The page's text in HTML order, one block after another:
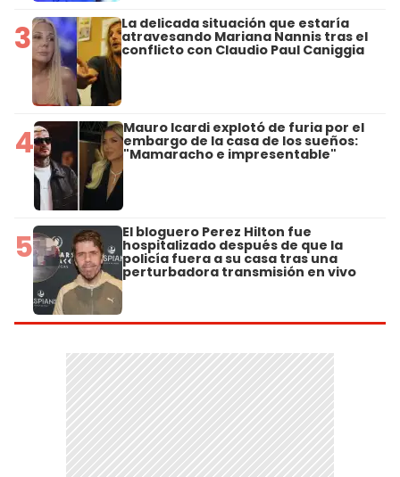
3 La delicada situación que estaría
atravesando Mariana Nannis tras el
conflicto con Claudio Paul Caniggia
4 Mauro Icardi explotó de furia por el
embargo de la casa de los sueños:
"Mamaracho e impresentable"
5 El bloguero Perez Hilton fue
hospitalizado después de que la
policía fuera a su casa tras una
perturbadora transmisión en vivo